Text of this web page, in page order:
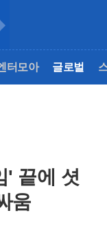
터모아 글로벌
' 끝에 셧
움